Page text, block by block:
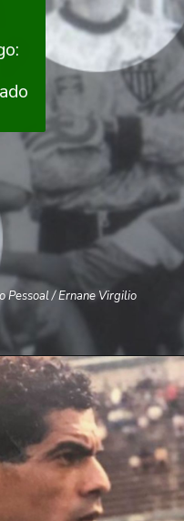
Pessoal / Ernane Virgilio